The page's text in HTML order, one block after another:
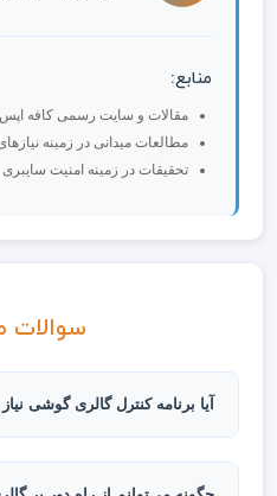
منابع:
مقالات و سایت رسمی کافه
مطالعات میدانی در زمینه
تحقیقات در زمینه امنیت سایبری
سوالات
آیا برنامه کنترل گالری گوشی